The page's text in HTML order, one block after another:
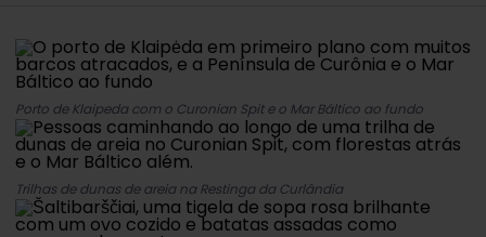
Porto de Klaipeda com o Curonian Spit e o Mar Báltico ao fundo
Trilhas de dunas de areia na Restinga da Curlândia